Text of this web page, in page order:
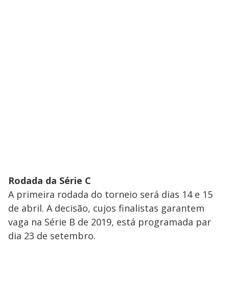
Rodada da Série C
A primeira rodada do torneio será dias 14 e 15
de abril. A decisão, cujos finalistas garantem
vaga na Série B de 2019, está programada par
dia 23 de setembro.